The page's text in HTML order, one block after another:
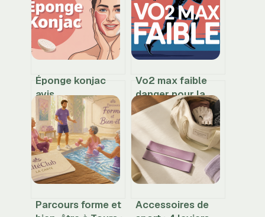
Éponge konjac
avis
dermatologue :
bénéfices, risques
et bons réflexes
Vo2 max faible
danger pour la
santé : ce que
vous devez
vraiment savoir
Parcours forme et
Accessoires de